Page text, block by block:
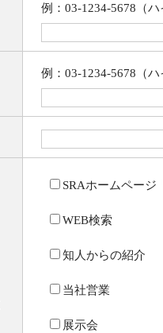
例：03-1234-5678（ハ
例：03-1234-5678（ハ
SRAホームページ
WEB検索
知人からの紹介
当社営業
展示会